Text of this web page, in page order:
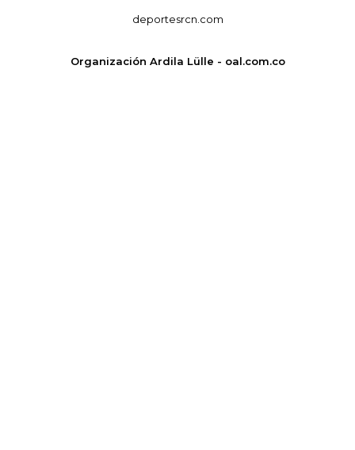
deportesrcn.com
Organización Ardila Lülle - oal.com.co